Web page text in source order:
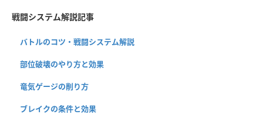
戦闘システム解説記事
バトルのコツ・戦闘システム解説
部位破壊のやり方と効果
竜気ゲージの削り方
ブレイクの条件と効果